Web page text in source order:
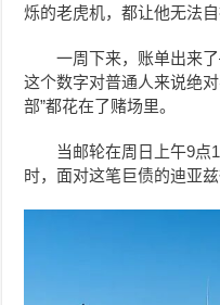
烁的老虎机，都让他无法自
一周下来，账单出来
这个数字对普通人来说绝
部”都花在了赌场里。
当邮轮在周日上午9点
时，面对这笔巨债的迪亚兹